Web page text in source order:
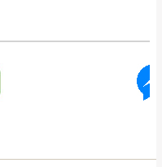
析度等因素， 與實
不同，如因此而需
品尺寸是否合適)。
大型物件因為人工